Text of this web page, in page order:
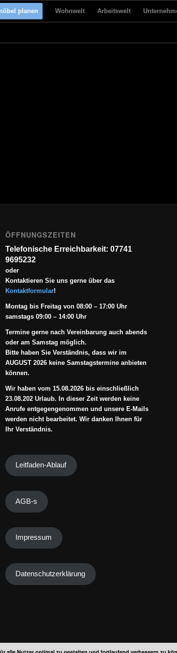
planen Wohnwelt Arbeitswelt
ÖFFNUNGSZEITEN
Telefonische Erreichbarkeit: 07741
9695232
oder
Kontaktieren Sie uns gerne über das
Kontaktformular!
Montag bis Freitag von 08:00 – 17:00 Uhr
samstags 09:00 – 14:00 Uhr
Termine gerne nach Vereinbarung auch abends
oder am Samstag möglich.
Bitte haben Sie Verständnis, dass wir im
AUGUST 2026 keine Samstagstermine anbieten
können.
Wir haben vom 15.08.2026 bis einschließlich
23.08.202 Urlaub. In dieser Zeit werden keine
Anrufe entgegengenommen und unsere E-Mails
werden nicht bearbeitet. Wir danken Ihnen für
Ihr Verständnis.
Leitfaden-Ablauf
AGB-s
Impressum
Datenschutzerklärung